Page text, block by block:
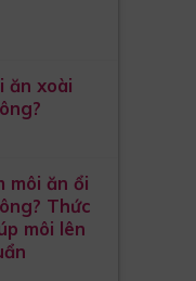
ăn xoài
môi ăn ổi
Thức
môi lên